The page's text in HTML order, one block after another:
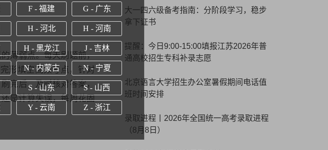
薄弱点。每天刷题前，
形填空高频考点，针对
完后，及时核对答案，
是计算失误，每周花固
大一四六级备考指南：分阶段学习，稳步
拿下证书
提醒：今日9:00-15:00填报江苏2026年普
通高校招生专科补录志愿
北京语言大学招生办公室暑假期间电话值
班时间安排
录取进程丨2026年全国统一高考录取进程
（8月8日）
F - 福建 G - 广东
H - 河北 H - 河南
H - 黑龙江 J - 吉林
N - 内蒙古 N - 宁夏
S - 山东 S - 山西
Y - 云南 Z - 浙江